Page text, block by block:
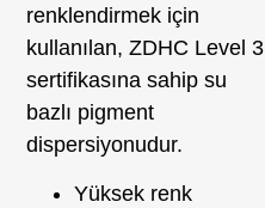
renklendirmek için
kullanılan, ZDHC Level 3
sertifikasına sahip su
bazlı pigment
dispersiyonudur.
Yüksek renk